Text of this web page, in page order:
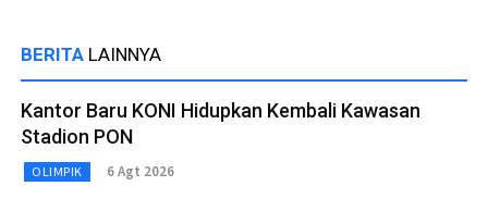
BERITA LAINNYA
Kantor Baru KONI Hidupkan Kembali Kawasan
Stadion PON
OLIMPIK 6 Agt 2026